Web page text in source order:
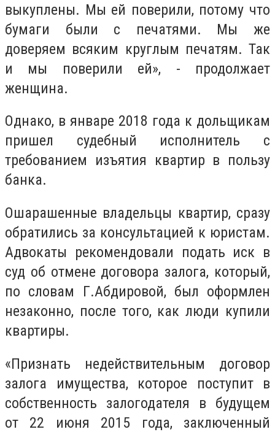
выкуплены. Мы ей поверили, потому что
бумаги были с печатями. Мы же
доверяем всяким круглым печатям. Так
и мы поверили ей», - продолжает
женщина.
Однако, в январе 2018 года к дольщикам
пришел судебный исполнитель с
требованием изъятия квартир в пользу
банка.
Ошарашенные владельцы квартир, сразу
обратились за консультацией к юристам.
Адвокаты рекомендовали подать иск в
суд об отмене договора залога, который,
по словам Г.Абдировой, был оформлен
незаконно, после того, как люди купили
квартиры.
«Признать недействительным договор
залога имущества, которое поступит в
собственность залогодателя в будущем
от 22 июня 2015 года, заключенный